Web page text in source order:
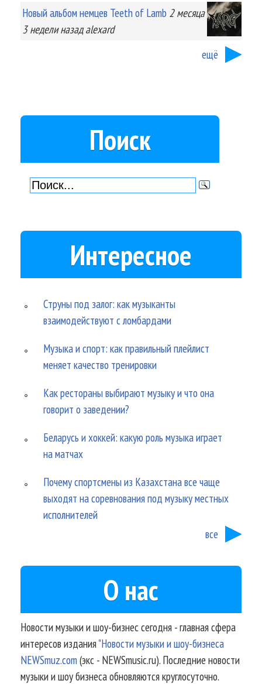
Новый альбом немцев Teeth of Lamb 2 месяца
3 неделиназад alexard
ещё
Поиск
Интересное
Струны под залог: как музыканты
взаимодействуют с ломбардами
Музыка и спорт: как правильный плейлист
меняет качество тренировки
Как рестораны выбирают музыку и что она
говорит о заведении?
Беларусь и хоккей: какую роль музыка играет
на матчах
Почему спортсмены из Казахстана все чаще
выходят на соревнования под музыку местных
исполнителей
все
О нас
Новости музыки и шоу-бизнес сегодня - главная сфера
интересов издания"Новости музыки и шоу-бизнеса
NEWSmuz.com(экс - NEWSmusic.ru). Последние новости
музыки и шоу бизнеса обновляются круглосуточно.